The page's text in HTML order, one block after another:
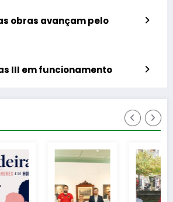
obras avançam pelo
III em funcionamento